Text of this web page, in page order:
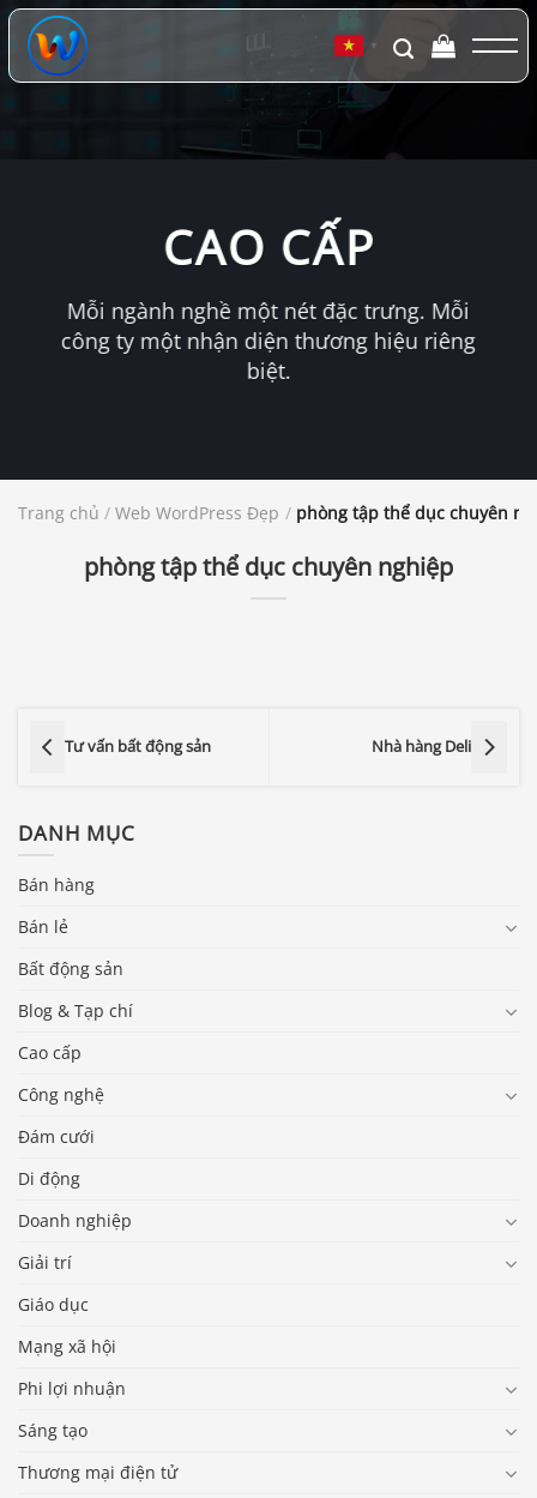
Chuyển
đến
dung
▼
CAO CẤP
Mỗi ngành nghề một nét đặc trưng. Mỗi
công ty một nhận diện thương hiệu riêng
biệt.
Trang chủ / Web WordPress Đẹp / phòng tập thể dục chuyên
phòng tập thể dục chuyên nghiệp
Tư vấn bất động sản Nhà hàng Deli
DANH MỤC
Bán hàng
Bán lẻ
Bất động sản
Blog & Tạp chí
Cao cấp
Công nghệ
Đám cưới
Di động
Doanh nghiệp
Giải trí
Giáo dục
Mạng xã hội
Phi lợi nhuận
Sáng tạo
Thương mại điện tử